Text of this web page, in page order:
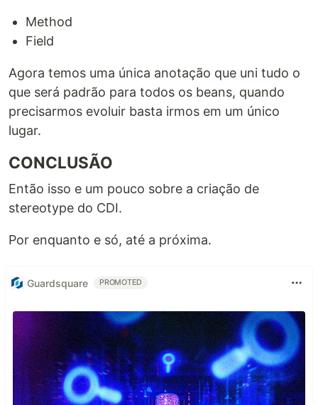
Method
Field
Agora temos uma única anotação que uni tudo o
que será padrão para todos os beans, quando
precisarmos evoluir basta irmos em um único
lugar.
CONCLUSÃO
Então isso e um pouco sobre a criação de
stereotype do CDI.
Por enquanto e só, até a próxima.
Guardsquare PROMOTED